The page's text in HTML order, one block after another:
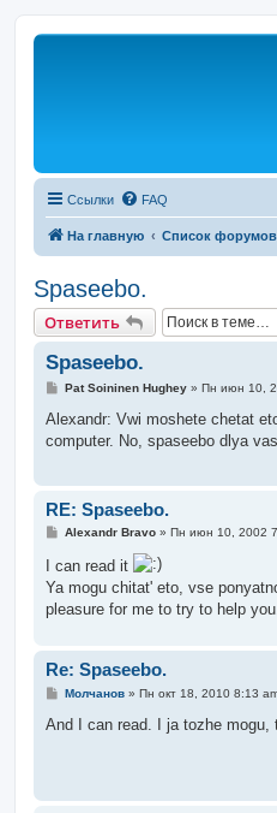
Ссылки FAQ
На главную Список форумов
Spaseebo.
Ответить
Spaseebo.
С
о
щ
и
е
Pat Soininen Hughey» Пн июн 10,
Alexandr: Vwi moshete chetat
computer. No, spaseebo dlya
RE: Spaseebo.
С
б
щ
н
Alexandr Bravo» Пн июн 10, 2002
I can read it
Ya mogu chitat' eto, vse
pleasure for me to try to help
Re: Spaseebo.
С
о
Молчанов» Пн окт 18, 2010 8:13
And I can read. I ja tozhe